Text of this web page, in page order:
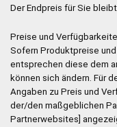
Der Endpreis für Sie
Preise und
Sofern Produktpreise
entsprechen diese dem
können sich ändern. Für
Angaben zu Preis und
der/den maßgeblichen
Partnerwebsites]